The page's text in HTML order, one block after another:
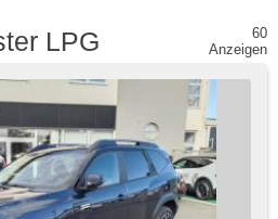
LPG
60
Anzeigen